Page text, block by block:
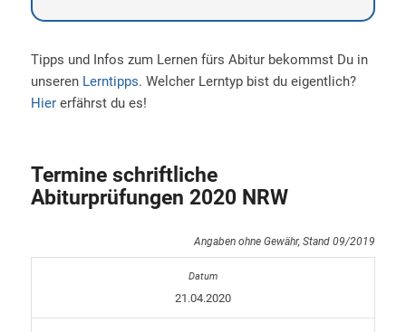
Tipps und Infos zum Lernen fürs Abitur bekommst Du in
unseren Lerntipps. Welcher Lerntyp bist du eigentlich?
Hiererfährst du es!
Termine schriftliche
Abiturprüfungen 2020 NRW
Angaben ohne Gewähr, Stand 09/2019
21.04.2020